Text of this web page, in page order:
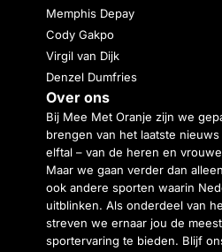
Memphis Depay
Cody Gakpo
Virgil van Dijk
Denzel Dumfries
Over ons
Bij Mee Met Oranje zijn we
brengen van het laatste
elftal – van de heren en
Maar we gaan verder dan
ook andere sporten waarin
uitblinken. Als onderdeel van
streven we ernaar jou de
sportervaring te bieden. Blijf